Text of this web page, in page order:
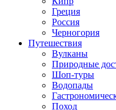
Греция
Россия
Черногория
Путешествия
Вулканы
Природные
Шоп-туры
Водопады
Поход